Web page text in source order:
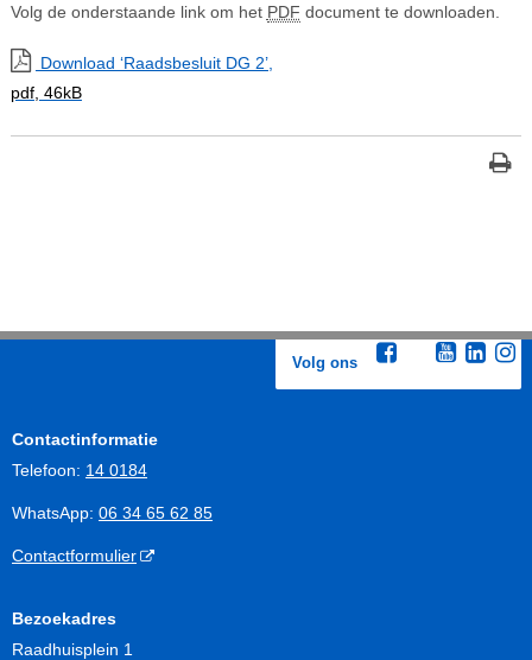
Volg de onderstaande link om het PDF document te downloaden.
Download ‘Raadsbesluit DG 2’,
pdf, 46kB
Volg ons
Contactinformatie
Telefoon: 14 0184
WhatsApp: 06 34 65 62 85
Contactformulier
Bezoekadres
Raadhuisplein 1